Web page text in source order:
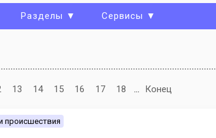
Разделы ▼ Сервисы ▼
13 14 15 16 17 18 ... Конец
происшествия